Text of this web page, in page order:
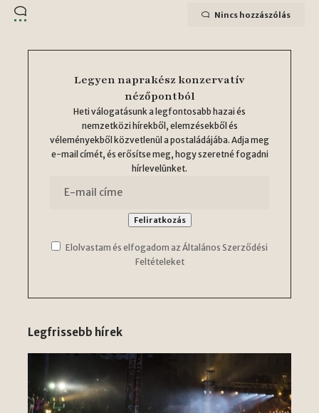
Nincs hozzászólás
Legyen naprakész konzervatív
nézőpontból
Heti válogatásunk a legfontosabb hazai és
nemzetközi hírekből, elemzésekből és
véleményekből közvetlenül a postaládájába. Adja meg
e-mail címét, és erősítse meg, hogy szeretné fogadni
hírlevelünket.
Elolvastam és elfogadom az Általános Szerződési
Feltételeket
Legfrissebb hírek